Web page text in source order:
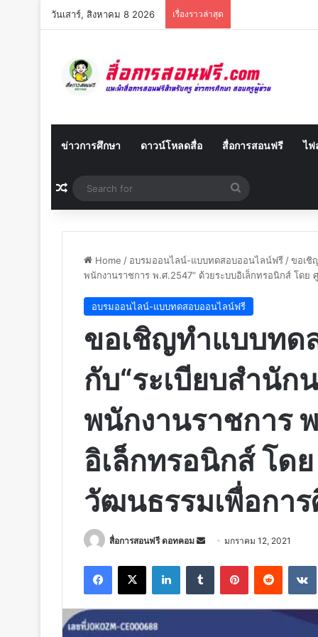
วันเสาร์, สิงหาคม 8 2026 เรื่องราวล่าสุด
ข่าวการศึกษา ดาวน์โหลดสื่อ สื่อการสอนฟรี ไฟ
Random Article
for
Home / อบรมออนไลน์-แบบทดสอบออนไลน์ฟรี /ขอเชิ
พนักงานราชการ พ.ศ.2547” ด้วยระบบอิเล็กทรอนิกส์ โดย
อบรมออนไลน์-แบบทดสอบออนไลน์ฟรี
ขอเชิญทำแบบทด
กับ“ระเบียบสำนัก
พนักงานราชการ
อิเล็กทรอนิกส์ โด
วัฒนธรรมเพื่อกา
สื่อการสอนฟรี ดอทคอม
Sendมกราคม 12, 2021
Facebook
X LinkedInTumblr PinterestReddit